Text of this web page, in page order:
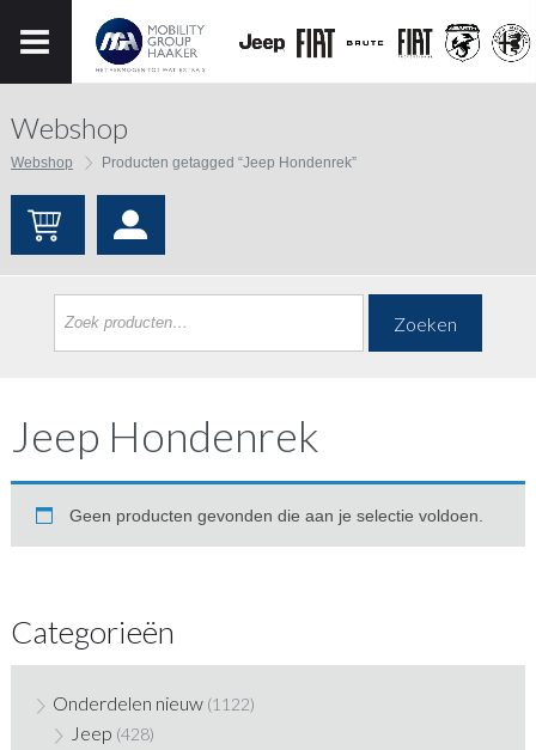
Webshop
Webshop Producten getagged “Jeep Hondenrek”
Zoeken
Jeep Hondenrek
Geen producten gevonden die aan je selectie voldoen.
Categorieën
Onderdelen nieuw (1122)
Jeep (428)